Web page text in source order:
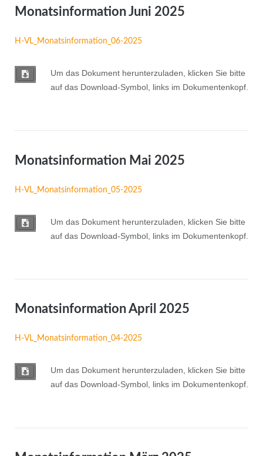
Monatsinformation Juni 2025
H-VL_Monatsinformation_06-2025
Um das Dokument herunterzuladen, klicken Sie bitte
auf das Download-Symbol, links im Dokumentenkopf.
Monatsinformation Mai 2025
H-VL_Monatsinformation_05-2025
Um das Dokument herunterzuladen, klicken Sie bitte
auf das Download-Symbol, links im Dokumentenkopf.
Monatsinformation April 2025
H-VL_Monatsinformation_04-2025
Um das Dokument herunterzuladen, klicken Sie bitte
auf das Download-Symbol, links im Dokumentenkopf.